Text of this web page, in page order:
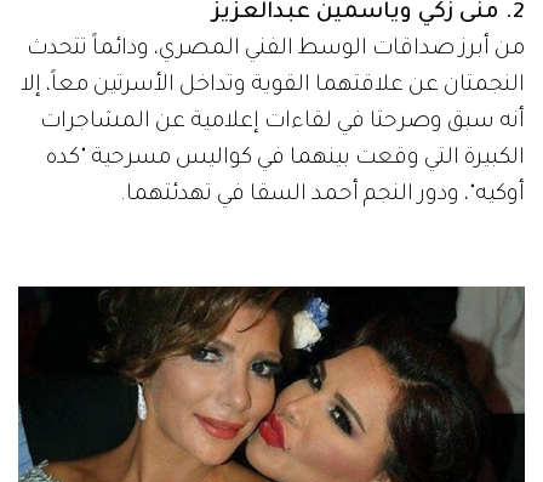
2. منى زكي وياسمين عبدالعزيز
من أبرز صداقات الوسط الفني المصري، ودائماً تتحدث
النجمتان عن علاقتهما القوية وتداخل الأسرتين معاً، إلا
أنه سبق وصرحتا في لقاءات إعلامية عن المشاجرات
الكبيرة التي وقعت بينهما في كواليس مسرحية "كده
أوكيه"، ودور النجم أحمد السقا في تهدئتهما.